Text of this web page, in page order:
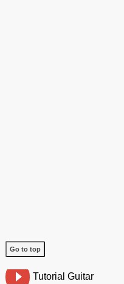
Go to top
Tutorial Guitar